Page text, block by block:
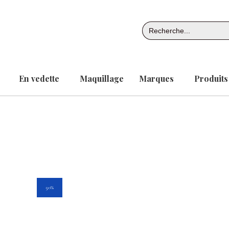
Search
for:
En vedette Maquillage Marques Produits
50%